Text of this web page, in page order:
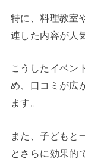
特に、料理教室
連した内容が人
こうしたイベン
め、口コミが広
ます。
また、子どもと
とさらに効果的